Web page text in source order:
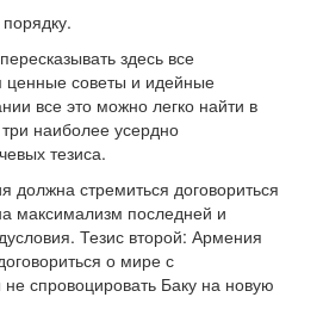
здесь все
советы и идейные
все это можно легко найти в
наиболее усердно
тезиса.
должна стремиться договориться
максимализм последней и
Тезис второй: Армения
о мире с
спровоцировать Баку на новую